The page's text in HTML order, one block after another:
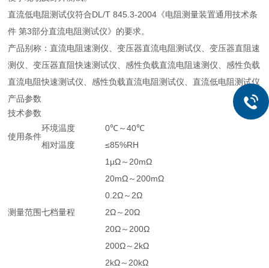
直流低电阻测试仪符合DL/T 845.3-2004《电阻测量装置通用技术条
件 第3部分直流电阻测试仪》的要求。
产品别称：直流电阻速测仪、变压器直流电阻测试仪、变压器直阻速
测仪、变压器直阻快速测试仪、感性负载直流电阻速测仪、感性负载
直流电阻快速测试仪、感性负载直流电阻测试仪、直流低电阻测试仪
产品参数
技术参数
使用条件
环境温度
0℃～40℃
相对温度
≤85%RH
测量范围七档量程
1μΩ～20mΩ
20mΩ～200mΩ
0.2Ω～2Ω
2Ω～20Ω
20Ω～200Ω
200Ω～2kΩ
2kΩ～20kΩ